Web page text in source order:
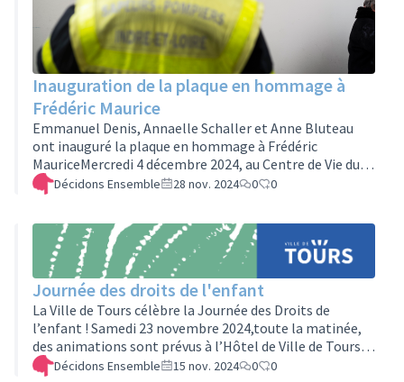
Inauguration de la plaque en hommage à
Frédéric Maurice
Emmanuel Denis, Annaelle Schaller et Anne Bluteau
ont inauguré la plaque en hommage à Frédéric
MauriceMercredi 4 décembre 2024, au Centre de Vie du
Sanitas, 10 place neuve.En présence de la famille de
Frédéric Maurice, pompier volontaire décédé en service
Centre-Est sont mobilisés depuis longtemps pour la
réalisation de cette plaque et son positionnement sur
le bâtiment du Centre de Vie du Sanitas.
Décidons Ensemble 28 nov. 2024 0 0
Journée des droits de l'enfant
La Ville de Tours célèbre la Journée des Droits de
l’enfant ! Samedi 23 novembre 2024,toute la matinée,
des animations sont prévus à l’Hôtel de Ville de Tours
pour aider vos enfants à mieux comprendre le monde
Décidons Ensemble 15 nov. 2024 0 0